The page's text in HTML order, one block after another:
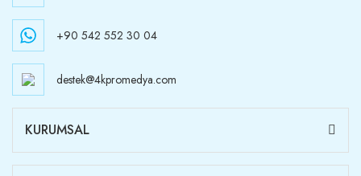
+90 542 552 30 04
destek@4kpromedya.com
KURUMSAL